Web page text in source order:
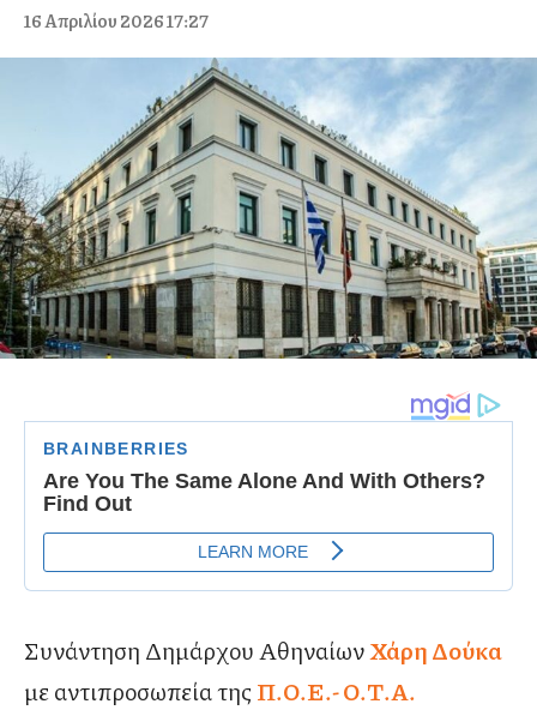
16 Απριλίου 2026 17:27
Συνάντηση Δημάρχου ΑθηναίωνΧάρη Δούκα
με αντιπροσωπεία της Π.Ο.Ε.- Ο.Τ.Α.